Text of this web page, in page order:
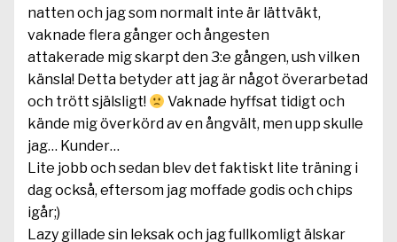
natten och jag som normalt inte är lättväkt,
vaknade flera gånger och ångesten
attakerade mig skarpt den 3:e gången, ush vilken
känsla! Detta betyder att jag är något överarbetad
och trött själsligt!
Vaknade hyffsat tidigt och
kände mig överkörd av en ångvält, men upp skulle
jag… Kunder…
Lite jobb och sedan blev det faktiskt lite träning i
dag också, eftersom jag moffade godis och chips
igår;)
Lazy gillade sin leksak och jag fullkomligt älskar